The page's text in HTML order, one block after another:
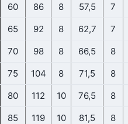
60
86 8 57,5 7
65
92 8 62,7 7
70
98 8 66,5 8
75
104 8 71,5 8
80
112 10 76,5 8
85
119 10 81,5 8